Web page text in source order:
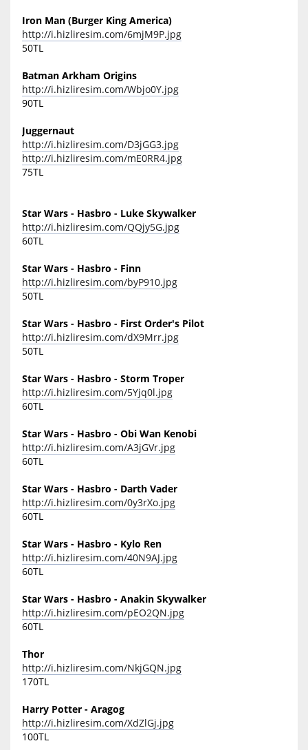
Iron Man (Burger King America)
http://i.hizliresim.com/6mjM9P.jpg
50TL
Batman Arkham Origins
http://i.hizliresim.com/Wbjo0Y.jpg
90TL
Juggernaut
http://i.hizliresim.com/D3jGG3.jpg
http://i.hizliresim.com/mE0RR4.jpg
75TL
Star Wars - Hasbro - Luke Skywalker
http://i.hizliresim.com/QQjy5G.jpg
60TL
Star Wars - Hasbro - Finn
http://i.hizliresim.com/byP910.jpg
50TL
Star Wars - Hasbro - First Order's Pilot
http://i.hizliresim.com/dX9Mrr.jpg
50TL
Star Wars - Hasbro - Storm Troper
http://i.hizliresim.com/5Yjq0l.jpg
60TL
Star Wars - Hasbro - Obi Wan Kenobi
http://i.hizliresim.com/A3jGVr.jpg
60TL
Star Wars - Hasbro - Darth Vader
http://i.hizliresim.com/0y3rXo.jpg
60TL
Star Wars - Hasbro - Kylo Ren
http://i.hizliresim.com/40N9AJ.jpg
60TL
Star Wars - Hasbro - Anakin Skywalker
http://i.hizliresim.com/pEO2QN.jpg
60TL
Thor
http://i.hizliresim.com/NkjGQN.jpg
170TL
Harry Potter - Aragog
http://i.hizliresim.com/XdZlGj.jpg
100TL